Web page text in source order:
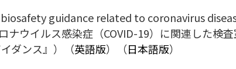
guidance related to coronavirus
ナウイルス感染症（COVID-19）に関連した検
ダンス』）（英語版）（日本語版）